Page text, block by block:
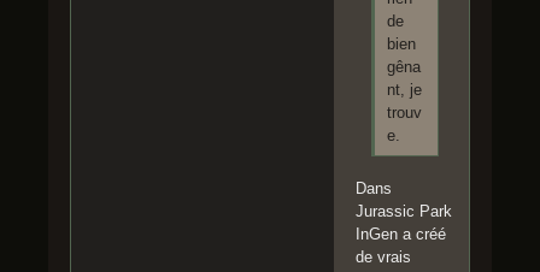
de
bien
gêna
nt, je
trouv
e.
Dans
Jurassic Park
InGen a créé
de vrais